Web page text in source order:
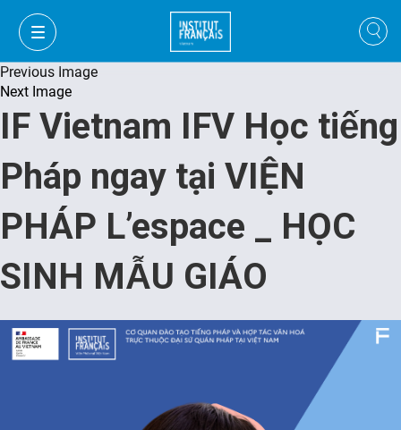
Previous Image
Next Image
IF Vietnam IFV Học tiếng
Pháp ngay tại VIỆN
PHÁP L’espace _ HỌC
SINH MẪU GIÁO